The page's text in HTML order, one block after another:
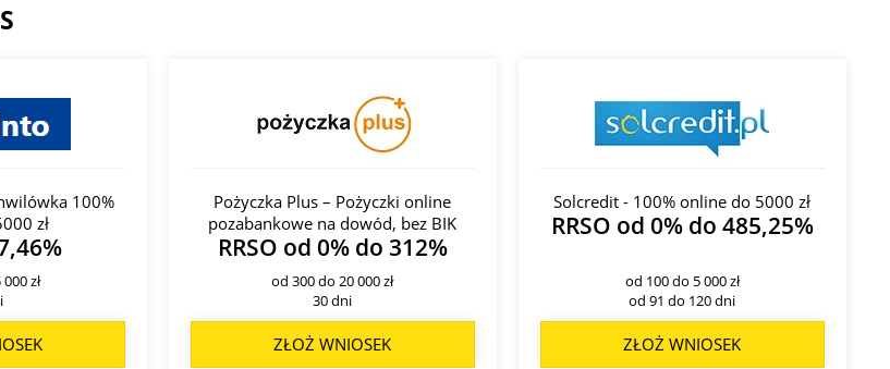
100%
zł
zł
Pożyczka Plus – Pożyczki online
pozabankowe na dowód, bez BIK
RRSO od 0% do 312%
od 300 do 20 000 zł
30 dni
ZŁOŻ WNIOSEK
Solcredit - 100% online do 5000 zł
RRSO od 0% do 485,25%
od 100 do 5 000 zł
od 91 do 120 dni
ZŁOŻ WNIOSEK